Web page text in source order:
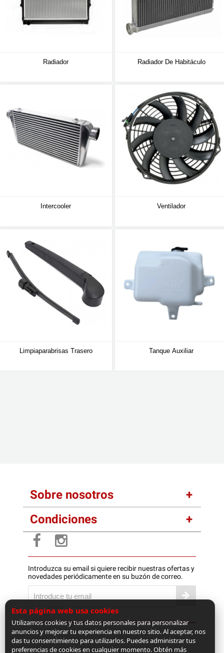
Radiador Radiador De Habitáculo
Intercooler Ventilador
Limpiaparabrisas Trasero Tanque Auxiliar
Sobre nosotros
Condiciones
Introduzca su email si quiere recibir nuestras ofertas y
novedades periódicamente en su buzón de correo.
Esta página web usa cookies
Utilizamos cookies y tus datos personales para personalizar
anuncios y mejorar tu experiencia en nuestro sitio. Al aceptar, nos
das tu consentimiento para utilizarlos. Puedes administrar tus
preferencias de cookies en cualquier momento. Obtén más